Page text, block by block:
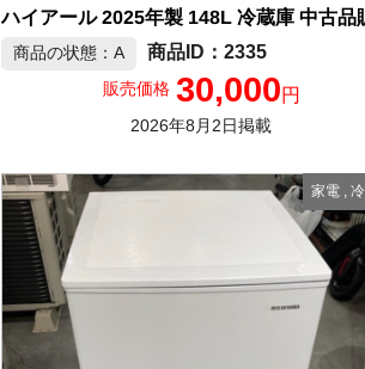
ハイアール 2025年製 148L 冷蔵庫 中古品
商品の状態：A 2335
販売価格 30,000円
2026年8月2日掲載
家電,